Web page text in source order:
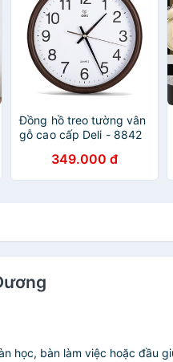
Đồng hồ treo tường vân
gỗ cao cấp Deli - 8842
349.000 đ
học, bàn làm việc hoặc đầu